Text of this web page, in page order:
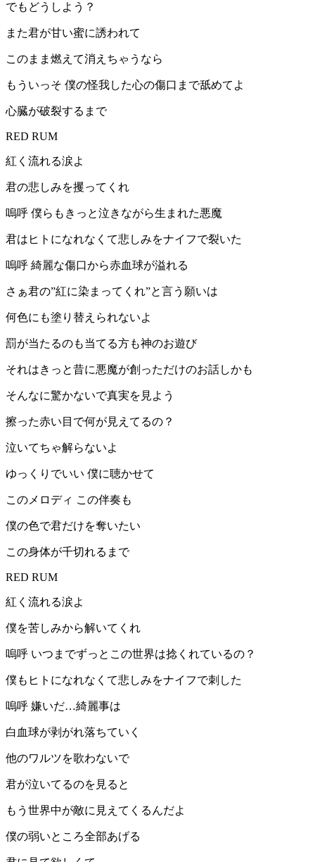
でもどうしよう？
また君が甘い蜜に誘われて
このまま燃えて消えちゃうなら
もういっそ 僕の怪我した心の傷口まで舐めてよ
心臓が破裂するまで
RED RUM
紅く流れる涙よ
君の悲しみを攫ってくれ
嗚呼 僕らもきっと泣きながら生まれた悪魔
君はヒトになれなくて悲しみをナイフで裂いた
嗚呼 綺麗な傷口から赤血球が溢れる
さぁ君の”紅に染まってくれ”と言う願いは
何色にも塗り替えられないよ
罰が当たるのも当てる方も神のお遊び
それはきっと昔に悪魔が創っただけのお話しかも
そんなに驚かないで真実を見よう
擦った赤い目で何が見えてるの？
泣いてちゃ解らないよ
ゆっくりでいい 僕に聴かせて
このメロディ この伴奏も
僕の色で君だけを奪いたい
この身体が千切れるまで
RED RUM
紅く流れる涙よ
僕を苦しみから解いてくれ
嗚呼 いつまでずっとこの世界は捻くれているの？
僕もヒトになれなくて悲しみをナイフで刺した
嗚呼 嫌いだ…綺麗事は
白血球が剥がれ落ちていく
他のワルツを歌わないで
君が泣いてるのを見ると
もう世界中が敵に見えてくるんだよ
僕の弱いところ全部あげる